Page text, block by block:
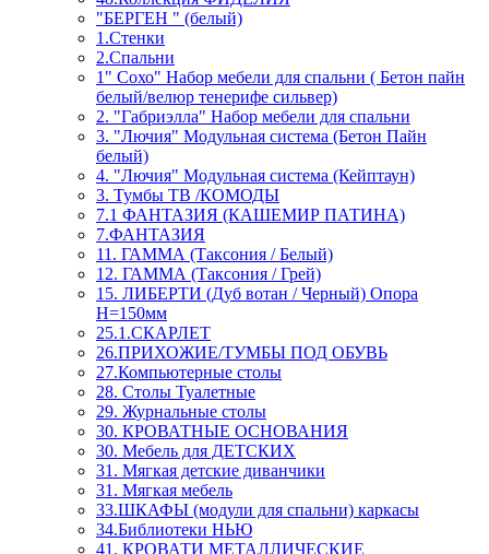
"БЕРГЕН " (белый)
1.Стенки
2.Спальни
1" Сохо" Набор мебели для спальни ( Бетон пайн
белый/велюр тенерифе сильвер)
2. "Габриэлла" Набор мебели для спальни
3. "Лючия" Модульная система (Бетон Пайн
белый)
4. "Лючия" Модульная система (Кейптаун)
3. Тумбы ТВ /КОМОДЫ
7.1 ФАНТАЗИЯ (КАШЕМИР ПАТИНА)
7.ФАНТАЗИЯ
11. ГАММА (Таксония / Белый)
12. ГАММА (Таксония / Грей)
15. ЛИБЕРТИ (Дуб вотан / Черный) Опора
Н=150мм
25.1.СКАРЛЕТ
26.ПРИХОЖИЕ/ТУМБЫ ПОД ОБУВЬ
27.Компьютерные столы
28. Столы Туалетные
29. Журнальные столы
30. КРОВАТНЫЕ ОСНОВАНИЯ
30. Мебель для ДЕТСКИХ
31. Мягкая детские диванчики
31. Мягкая мебель
33.ШКАФЫ (модули для спальни) каркасы
34.Библиотеки НЬЮ
41. КРОВАТИ МЕТАЛЛИЧЕСКИЕ